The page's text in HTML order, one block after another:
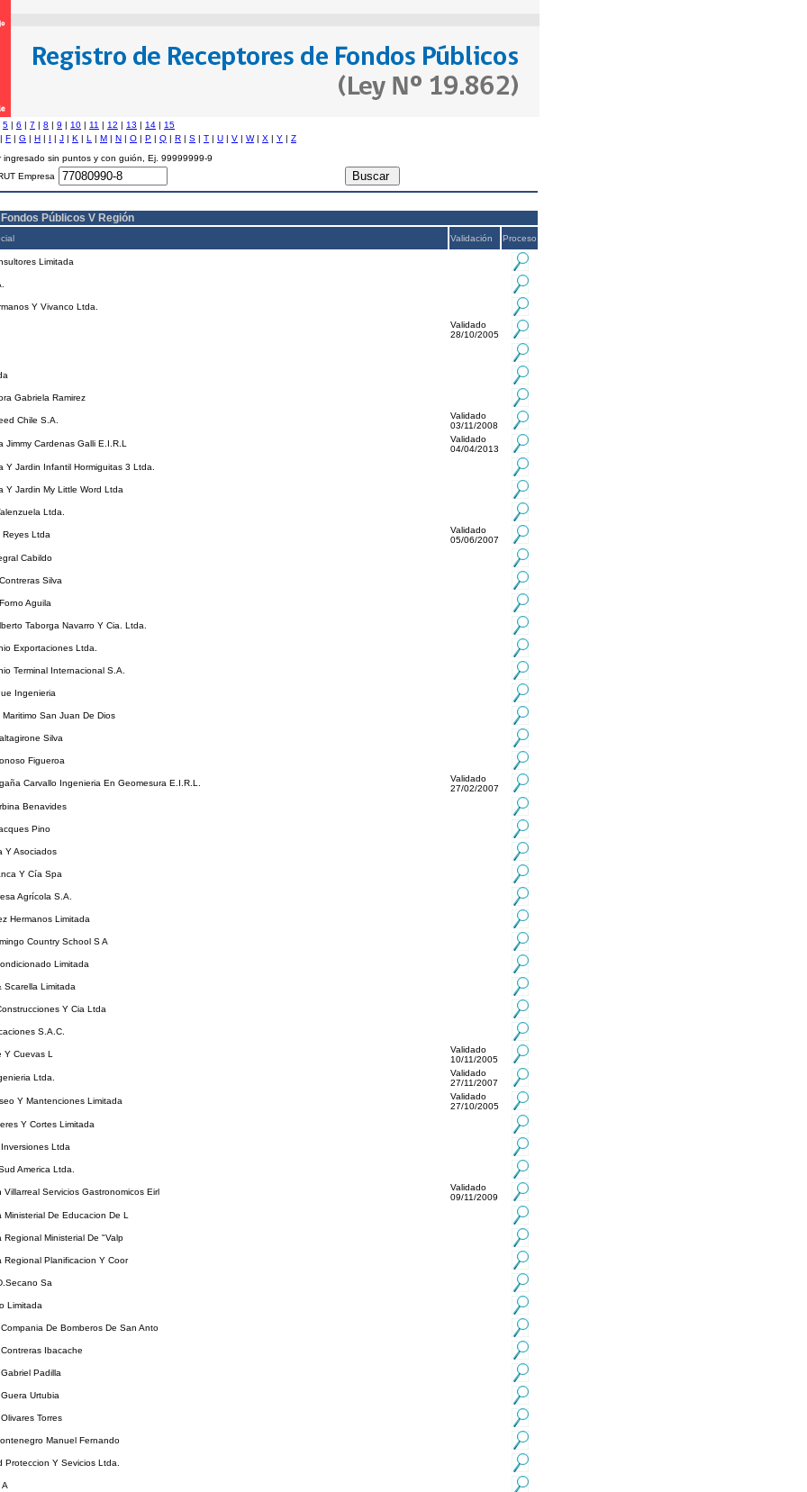
5 | 6 | 7 | 8 | 9 | 10 | 11 | 12 | 13 | 14 | 15
F | G | H | I | J | K | L | M | N | O | P | Q | R | S | T | U | V | W| X | Y | Z
ingresado sin puntos y con guión, Ej. 99999999-9
Empresa
Públicos V Región
Validación Proceso
Limitada
Y Vivanco Ltda.
Validado
28/10/2005
Gabriela Ramirez
Chile S.A.
Validado
03/11/2008
Jimmy Cardenas Galli E.I.R.L
Validado
04/04/2013
Y Jardin Infantil Hormiguitas 3 Ltda.
Y Jardin My Little Word Ltda
Ltda.
Reyes Ltda
Validado
05/06/2007
Cabildo
Silva
Aguila
Taborga Navarro Y Cia. Ltda.
Exportaciones Ltda.
Terminal Internacional S.A.
Ingenieria
San Juan De Dios
Silva
Figueroa
Carvallo Ingenieria En Geomesura E.I.R.L.
Validado
27/02/2007
Benavides
Pino
Y Asociados
Y Cía Spa
Agrícola S.A.
Hermanos Limitada
Country School S A
Limitada
Scarella Limitada
Y Cia Ltda
S.A.C.
Y Cuevas L
Validado
10/11/2005
Ltda.
Validado
27/11/2007
Y Mantenciones Limitada
Validado
27/10/2005
Y Cortes Limitada
Ltda
America Ltda.
Villarreal Servicios Gastronomicos Eirl
Validado
09/11/2009
Ministerial De Educacion De L
Regional Ministerial De "Valp
Regional Planificacion Y Coor
Sa
Limitada
De Bomberos De San Anto
Ibacache
Padilla
Urtubia
Torres
Manuel Fernando
Proteccion Y Sevicios Ltda.